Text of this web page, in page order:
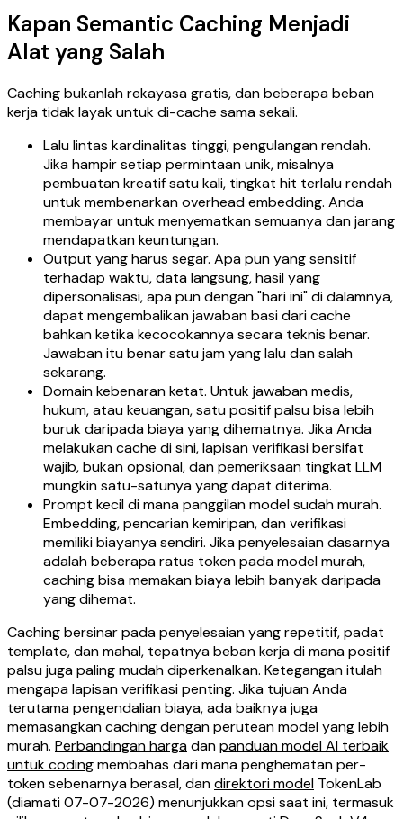
Kapan Semantic Caching Menjadi
Alat yang Salah
Caching bukanlah rekayasa gratis, dan beberapa beban
kerja tidak layak untuk di-cache sama sekali.
Lalu lintas kardinalitas tinggi, pengulangan rendah.
Jika hampir setiap permintaan unik, misalnya
pembuatan kreatif satu kali, tingkat hit terlalu rendah
untuk membenarkan overhead embedding. Anda
membayar untuk menyematkan semuanya dan jarang
mendapatkan keuntungan.
Output yang harus segar. Apa pun yang sensitif
terhadap waktu, data langsung, hasil yang
dipersonalisasi, apa pun dengan "hari ini" di dalamnya,
dapat mengembalikan jawaban basi dari cache
bahkan ketika kecocokannya secara teknis benar.
Jawaban itu benar satu jam yang lalu dan salah
sekarang.
Domain kebenaran ketat. Untuk jawaban medis,
hukum, atau keuangan, satu positif palsu bisa lebih
buruk daripada biaya yang dihematnya. Jika Anda
melakukan cache di sini, lapisan verifikasi bersifat
wajib, bukan opsional, dan pemeriksaan tingkat LLM
mungkin satu-satunya yang dapat diterima.
Prompt kecil di mana panggilan model sudah murah.
Embedding, pencarian kemiripan, dan verifikasi
memiliki biayanya sendiri. Jika penyelesaian dasarnya
adalah beberapa ratus token pada model murah,
caching bisa memakan biaya lebih banyak daripada
yang dihemat.
Caching bersinar pada penyelesaian yang repetitif, padat
template, dan mahal, tepatnya beban kerja di mana positif
palsu juga paling mudah diperkenalkan. Ketegangan itulah
mengapa lapisan verifikasi penting. Jika tujuan Anda
terutama pengendalian biaya, ada baiknya juga
memasangkan caching dengan perutean model yang lebih
murah. Perbandingan hargadanpanduan model AI terbaik
untuk codingmembahas dari mana penghematan per-
token sebenarnya berasal, dandirektori model TokenLab
(diamati 07-07-2026) menunjukkan opsi saat ini, termasuk